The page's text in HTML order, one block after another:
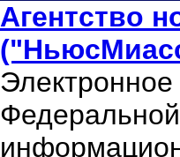
Агентство
Электронное